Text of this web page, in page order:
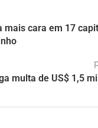
mais cara em 17
multa de US$ 1,5